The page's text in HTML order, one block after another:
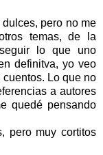
dulces, pero no me
temas, de la
loque uno
definitva, yo veo
cuentos. Lo que no
a autores
quedé pensando
pero muy cortitos